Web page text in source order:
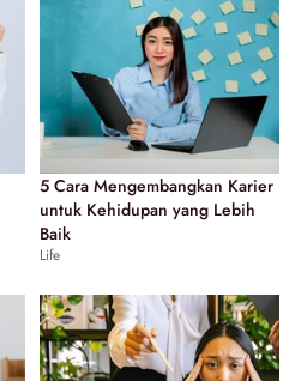
5 Cara Mengembangkan Karier
untuk Kehidupan yang Lebih
Baik
Life